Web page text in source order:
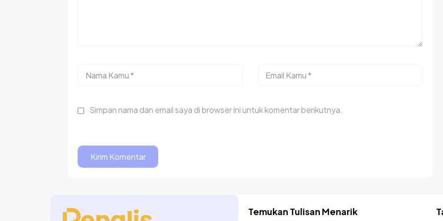
Simpan nama dan email saya di browser ini untuk komentar berikutnya.
Temukan Tulisan Menarik